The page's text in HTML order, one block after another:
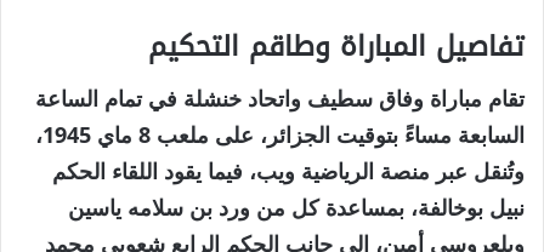
تفاصيل المباراة وطاقم التحكيم
تقام مباراة وفاق سطيف واتحاد خنشلة في تمام الساعة
السابعة مساءً بتوقيت الجزائر، على ملعب 8 ماي 1945،
وتُنقل عبر منصة الرياضية ويب، فيما يقود اللقاء الحكم
نبيل بوخالفة، بمساعدة كل من ورد بن سلامه ياسين
وبلعروسي أمين، إلى جانب الحكم الرابع شعوبي محمد